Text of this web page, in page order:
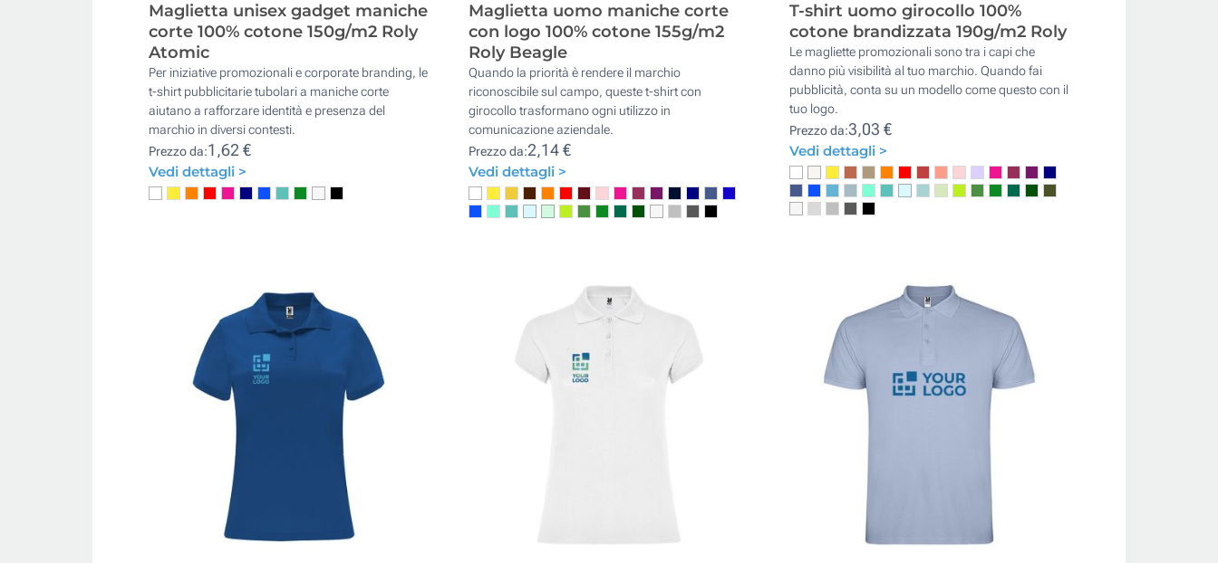
Maglietta unisex gadget maniche
corte 100% cotone 150g/m2 Roly
Atomic
Per iniziative promozionali e corporate branding, le
t-shirt pubblicitarie tubolari a maniche corte
aiutano a rafforzare identità e presenza del
marchio in diversi contesti.
Prezzo da:1,62 €
Vedi dettagli >
Maglietta uomo maniche corte
con logo 100% cotone 155g/m2
Roly Beagle
Quando la priorità è rendere il marchio
riconoscibile sul campo, queste t-shirt con
girocollo trasformano ogni utilizzo in
comunicazione aziendale.
Prezzo da:2,14 €
Vedi dettagli >
T-shirt uomo girocollo 100%
cotone brandizzata 190g/m2 Roly
Le magliette promozionali sono tra i capi che
danno più visibilità al tuo marchio. Quando fai
pubblicità, conta su un modello come questo con il
tuo logo.
Prezzo da:3,03 €
Vedi dettagli >